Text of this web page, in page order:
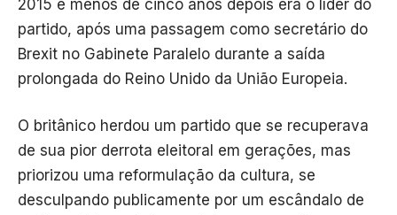
2015 e menos de cinco anos depois era o líder do
partido, após uma passagem como secretário do
Brexit no Gabinete Paralelo durante a saída
prolongada do Reino Unido da União Europeia.
O britânico herdou um partido que se recuperava
de sua pior derrota eleitoral em gerações, mas
priorizou uma reformulação da cultura, se
desculpando publicamente por um escândalo de